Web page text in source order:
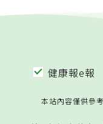
健康報e報
本站內容僅供參